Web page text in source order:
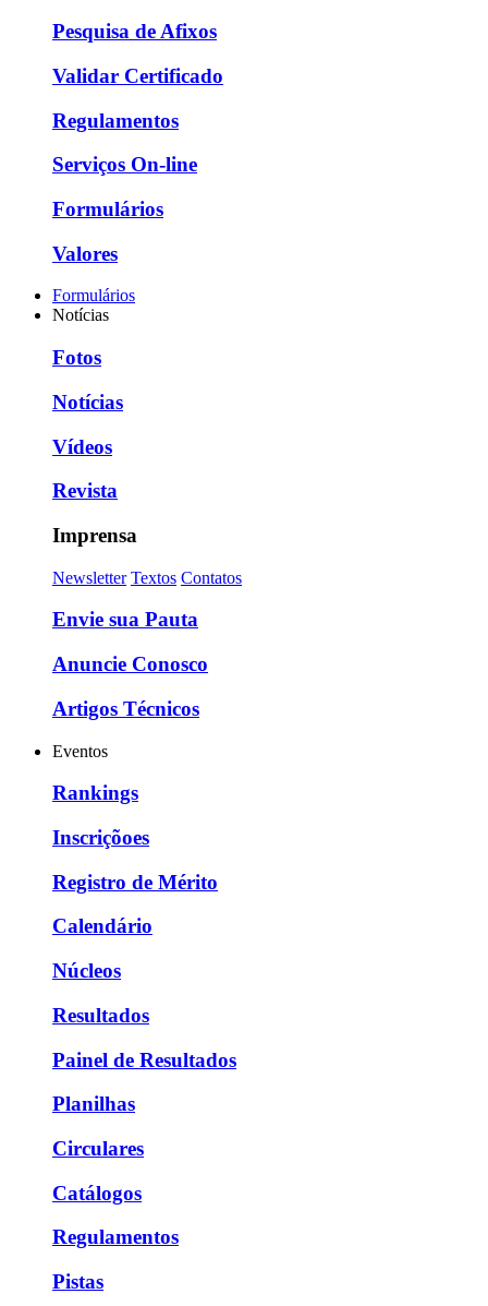
Pesquisa de Afixos
Validar Certificado
Regulamentos
Serviços On-line
Formulários
Valores
Formulários
Notícias
Fotos
Notícias
Vídeos
Revista
Imprensa
Newsletter Textos Contatos
Envie sua Pauta
Anuncie Conosco
Artigos Técnicos
Eventos
Rankings
Inscriçõoes
Registro de Mérito
Calendário
Núcleos
Resultados
Painel de Resultados
Planilhas
Circulares
Catálogos
Regulamentos
Pistas